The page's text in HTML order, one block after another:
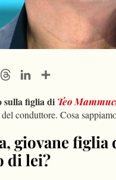
ThreadsLinkedIn
sulla figlia di Teo
conduttore. Cosa
giovane
di lei?